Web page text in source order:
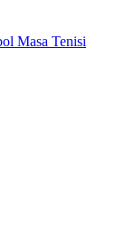
Masa Tenisi